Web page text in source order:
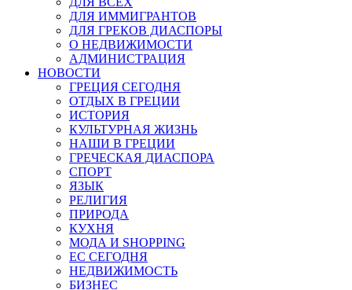
ДЛЯ ИММИГРАНТОВ
ДЛЯ ГРЕКОВ ДИАСПОРЫ
О НЕДВИЖИМОСТИ
АДМИНИСТРАЦИЯ
НОВОСТИ
ГРЕЦИЯ СЕГОДНЯ
ОТДЫХ В ГРЕЦИИ
ИСТОРИЯ
КУЛЬТУРНАЯ ЖИЗНЬ
НАШИ В ГРЕЦИИ
ГРЕЧЕСКАЯ ДИАСПОРА
СПОРТ
ЯЗЫК
РЕЛИГИЯ
ПРИРОДА
КУХНЯ
МОДА И SHOPPING
ЕС СЕГОДНЯ
НЕДВИЖИМОСТЬ
БИЗНЕС